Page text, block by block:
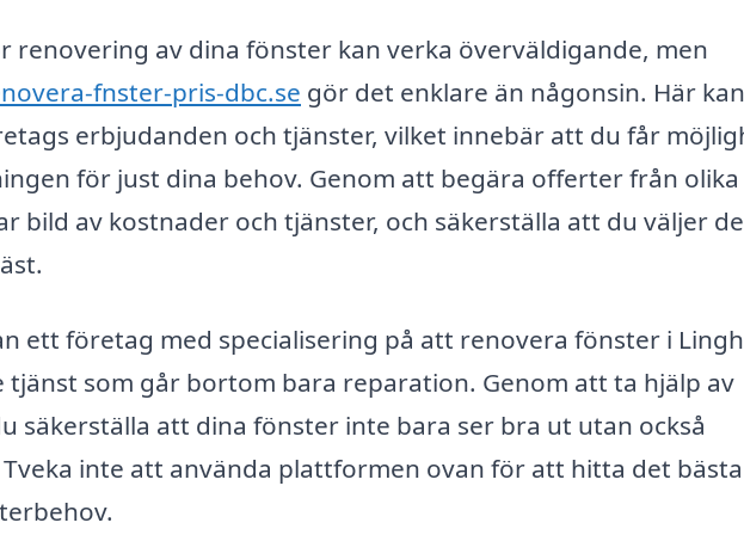
av dina fönster kan verka överväldigande, men
fnster-pris-dbc.se gör det enklare än någonsin. Här
erbjudanden och tjänster, vilket innebär att du får
för just dina behov. Genom att begära offerter från olika
bild av kostnader och tjänster, och säkerställa att du väljer
ett företag med specialisering på att renovera fönster i
som går bortom bara reparation. Genom att ta hjälp av
säkerställa att dina fönster inte bara ser bra ut utan också
inte att använda plattformen ovan för att hitta det bästa